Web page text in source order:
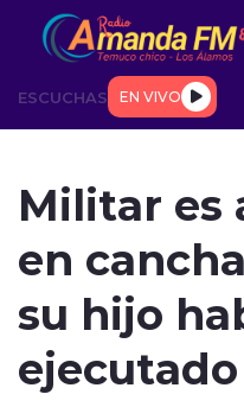
Click acá para ir
ESCUCHAS EN VIVO
TENDENCIAS
modo
Militar es
en
su hijo